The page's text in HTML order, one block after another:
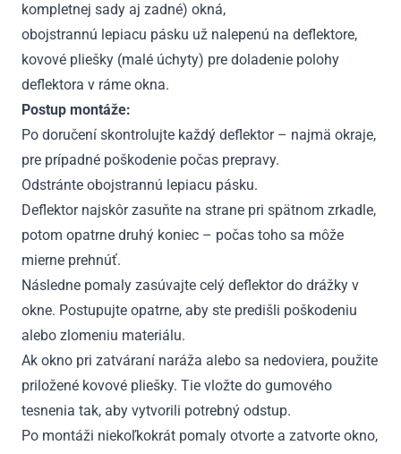
kompletnej sady aj zadné) okná,
obojstrannú lepiacu pásku už nalepenú na deflektore,
kovové pliešky (malé úchyty) pre doladenie polohy
deflektora v ráme okna.
Postup montáže:
Po doručení skontrolujte každý deflektor – najmä okraje,
pre prípadné poškodenie počas prepravy.
Odstránte obojstrannú lepiacu pásku.
Deflektor najskôr zasuňte na strane pri spätnom zrkadle,
potom opatrne druhý koniec – počas toho sa môže
mierne prehnúť.
Následne pomaly zasúvajte celý deflektor do drážky v
okne. Postupujte opatrne, aby ste predišli poškodeniu
alebo zlomeniu materiálu.
Ak okno pri zatváraní naráža alebo sa nedoviera, použite
priložené kovové pliešky. Tie vložte do gumového
tesnenia tak, aby vytvorili potrebný odstup.
Po montáži niekoľkokrát pomaly otvorte a zatvorte okno,